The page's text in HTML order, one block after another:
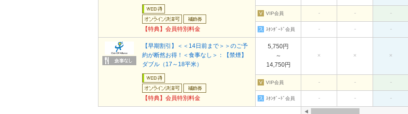
【特典】会員特別料金
VIP会員 - - -
ｽﾀﾝﾀﾞｰﾄﾞ会員 - - -
【早期割引】＜＜14日前まで＞＞のご予
約が断然お得！＜食事なし＞：【禁煙】
ダブル（17～18平米）
【特典】会員特別料金
5,750円
～
14,750円
× × ×
VIP会員 - - -
ｽﾀﾝﾀﾞｰﾄﾞ会員 - - -